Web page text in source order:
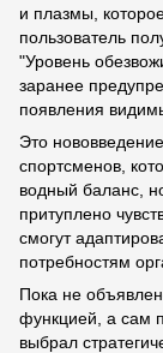
и плазмы,
пользователь
"Уровень
заранее
появления
Это
спортсменов,
водный баланс,
притуплено
смогут
потребностям
Пока не
функцией, а сам
выбрал